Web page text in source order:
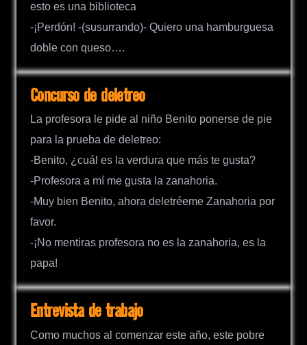
esto es una biblioteca
-¡Perdón! -(susurrando)- Quiero una hamburguesa
doble con queso….
Concurso de deletreo
La profesora le pide al niño Benito ponerse de pie
para la prueba de deletreo:
-Benito, ¿cuál es la verdura que más te gusta?
-Profesora a mí me gusta la zanahoria.
-Muy bien Benito, ahora deletréeme Zanahoria por
favor.
-¡No mentiras profesora no es la zanahoria, es la
papa!
Entrevista de trabajo
Como muchos al comenzar este año, este pobre